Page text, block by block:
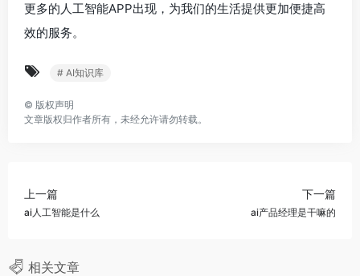
更多的人工智能APP出现，为我们的生活提供更加便捷高
效的服务。
# AI知识库
© 版权声明
文章版权归作者所有，未经允许请勿转载。
上一篇
ai人工智能是什么
下一篇
ai产品经理是干嘛的
相关文章